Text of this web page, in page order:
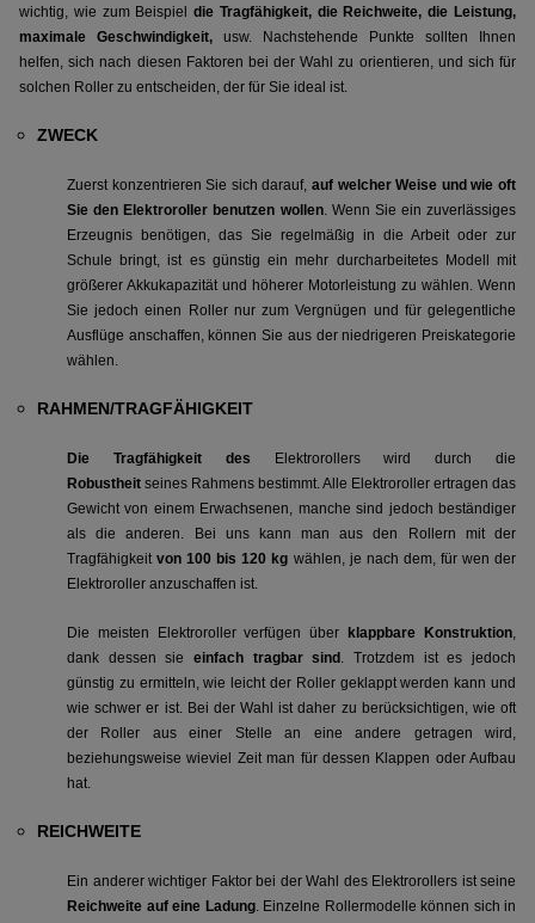
wichtig, wie zum Beispieldie Tragfähigkeit, die Reichweite, die Leistung,
maximale Geschwindigkeit, usw. Nachstehende Punkte sollten Ihnen
helfen, sich nach diesen Faktoren bei der Wahl zu orientieren, und sich für
solchen Roller zu entscheiden, der für Sie ideal ist.
ZWECK
Zuerst konzentrieren Sie sich darauf, auf welcher Weise und wie oft
Sie den Elektroroller benutzen wollen. Wenn Sie ein zuverlässiges
Erzeugnis benötigen, das Sie regelmäßig in die Arbeit oder zur
Schule bringt, ist es günstig ein mehr durcharbeitetes Modell mit
größerer Akkukapazität und höherer Motorleistung zu wählen. Wenn
Sie jedoch einen Roller nur zum Vergnügen und für gelegentliche
Ausflüge anschaffen, können Sie aus der niedrigeren Preiskategorie
wählen.
RAHMEN/TRAGFÄHIGKEIT
Die Tragfähigkeit des
Elektrorollers wird durch die
Robustheit seines Rahmens bestimmt. Alle Elektroroller ertragen das
Gewicht von einem Erwachsenen, manche sind jedoch beständiger
als die anderen. Bei uns kann man aus den Rollern mit der
Tragfähigkeitvon 100 bis 120 kg wählen, je nach dem, für wen der
Elektroroller anzuschaffen ist.
Die meisten Elektroroller verfügen über klappbare Konstruktion,
dank dessen sie einfach tragbar sind . Trotzdem ist es jedoch
günstig zu ermitteln, wie leicht der Roller geklappt werden kann und
wie schwer er ist. Bei der Wahl ist daher zu berücksichtigen, wie oft
der Roller aus einer Stelle an eine andere getragen wird,
beziehungsweise wieviel Zeit man für dessen Klappen oder Aufbau
hat.
REICHWEITE
Ein anderer wichtiger Faktor bei der Wahl des Elektrorollers ist seine
Reichweite auf eine Ladung. Einzelne Rollermodelle können sich in